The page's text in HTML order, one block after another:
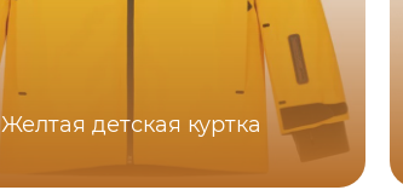
Желтая детская куртка